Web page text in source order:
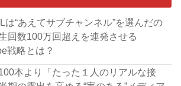
は“あえてサブチャンネル”を選んだの
回数100万回超えを連発させる
戦略とは？
本より「たった１人のリアルな接